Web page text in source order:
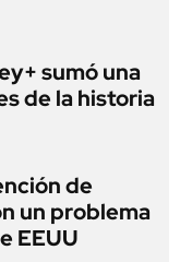
sumó una
de la historia
de
un problema
EEUU